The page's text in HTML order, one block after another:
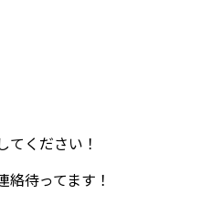
てください！
待ってます！